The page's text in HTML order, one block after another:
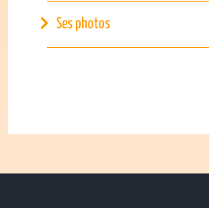
Ses photos